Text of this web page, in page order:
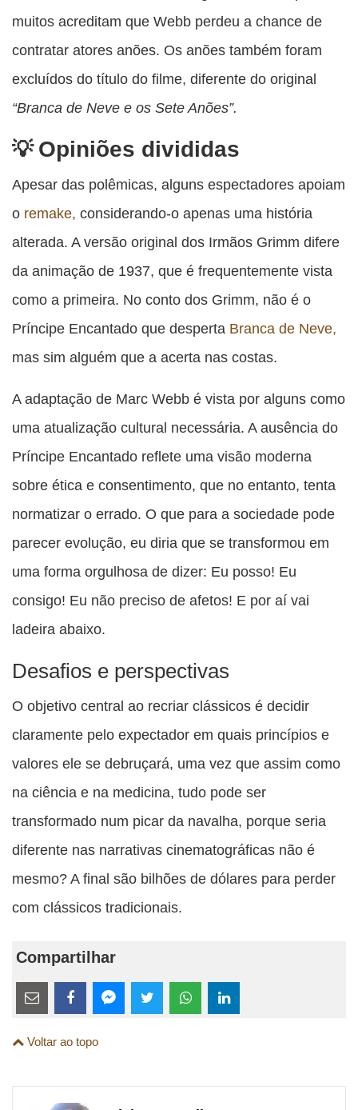
muitos acreditam que Webb perdeu a chance de
contratar atores anões. Os anões também foram
excluídos do título do filme, diferente do original
“Branca de Neve e os Sete Anões”.
Opiniões divididas
Apesar das polêmicas, alguns espectadores apoiam
o remake, considerando-o apenas uma história
alterada. A versão original dos Irmãos Grimm difere
da animação de 1937, que é frequentemente vista
como a primeira. No conto dos Grimm, não é o
Príncipe Encantado que desperta Branca de Neve,
mas sim alguém que a acerta nas costas.
A adaptação de Marc Webb é vista por alguns como
uma atualização cultural necessária. A ausência do
Príncipe Encantado reflete uma visão moderna
sobre ética e consentimento, que no entanto, tenta
normatizar o errado. O que para a sociedade pode
parecer evolução, eu diria que se transformou em
uma forma orgulhosa de dizer: Eu posso! Eu
consigo! Eu não preciso de afetos! E por aí vai
ladeira abaixo.
Desafios e perspectivas
O objetivo central ao recriar clássicos é decidir
claramente pelo expectador em quais princípios e
valores ele se debruçará, uma vez que assim como
na ciência e na medicina, tudo pode ser
transformado num picar da navalha, porque seria
diferente nas narrativas cinematográficas não é
mesmo? A final são bilhões de dólares para perder
com clássicos tradicionais.
Compartilhar
Estes
links
são
esta
esta
Voltar ao topo